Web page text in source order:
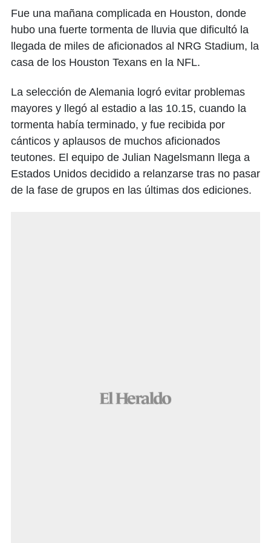
Fue una mañana complicada en Houston, donde
hubo una fuerte tormenta de lluvia que dificultó la
llegada de miles de aficionados al NRG Stadium, la
casa de los Houston Texans en la NFL.
La selección de Alemania logró evitar problemas
mayores y llegó al estadio a las 10.15, cuando la
tormenta había terminado, y fue recibida por
cánticos y aplausos de muchos aficionados
teutones. El equipo de Julian Nagelsmann llega a
Estados Unidos decidido a relanzarse tras no pasar
de la fase de grupos en las últimas dos ediciones.